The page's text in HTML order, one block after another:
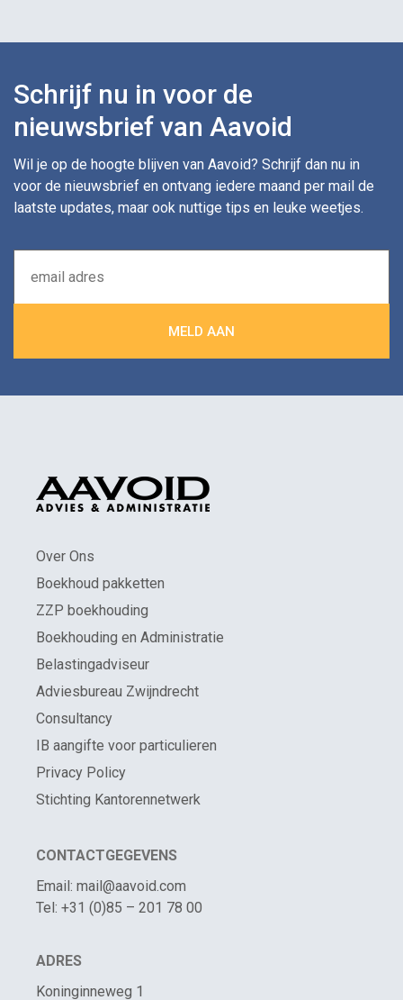
Schrijf nu in voor de
nieuwsbrief van Aavoid
Wil je op de hoogte blijven van Aavoid? Schrijf dan nu in
voor de nieuwsbrief en ontvang iedere maand per mail de
laatste updates, maar ook nuttige tips en leuke weetjes.
Over Ons
Boekhoud pakketten
ZZP boekhouding
Boekhouding en Administratie
Belastingadviseur
Adviesbureau Zwijndrecht
Consultancy
IB aangifte voor particulieren
Privacy Policy
Stichting Kantorennetwerk
CONTACTGEGEVENS
Email: mail@aavoid.com
Tel: +31 (0)85 – 201 78 00
ADRES
Koninginneweg 1